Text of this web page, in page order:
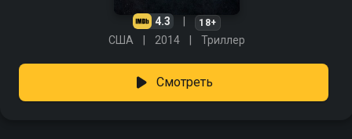
4.3 18+
США 2014 Триллер
Смотреть